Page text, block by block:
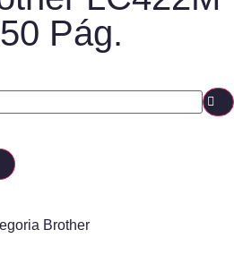
Pág.
Brother